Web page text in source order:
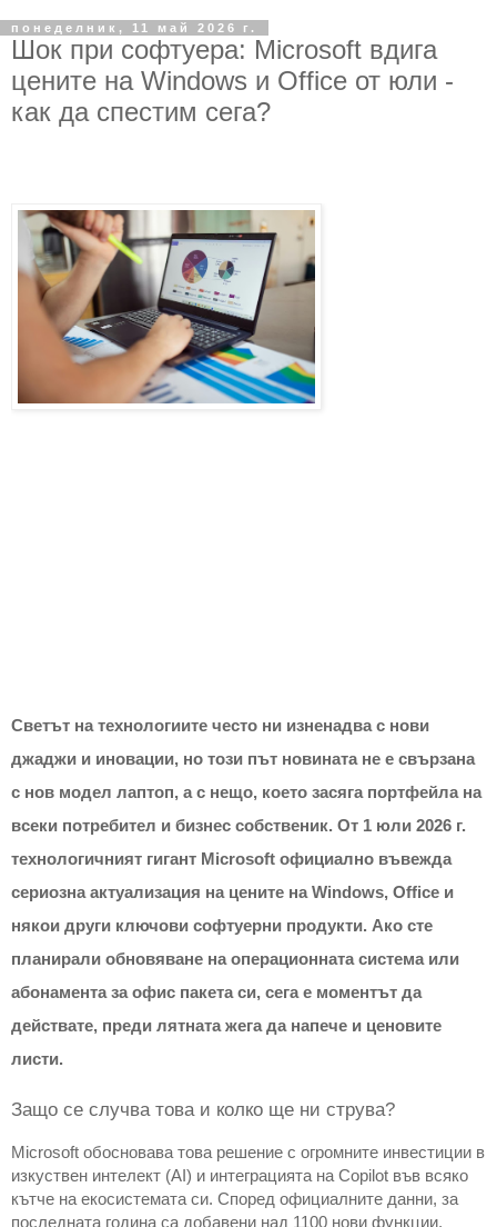
понеделник, 11 май 2026 г.
Шок при софтуера: Microsoft вдига
цените на Windows и Office от юли -
как да спестим сега?
Светът на технологиите често ни изненадва с нови
джаджи и иновации, но този път новината не е свързана
с нов модел лаптоп, а с нещо, което засяга портфейла на
всеки потребител и бизнес собственик. От 1 юли 2026 г.
технологичният гигант Microsoft официално въвежда
сериозна актуализация на цените на Windows, Office и
някои други ключови софтуерни продукти. Ако сте
планирали обновяване на операционната система или
абонамента за офис пакета си, сега е моментът да
действате, преди лятната жега да напече и ценовите
листи.
Защо се случва това и колко ще ни струва?
Microsoft обосновава това решение с огромните инвестиции в
изкуствен интелект (AI) и интеграцията на Copilot във всяко
кътче на екосистемата си. Според официалните данни, за
последната година са добавени над 1100 нови функции,